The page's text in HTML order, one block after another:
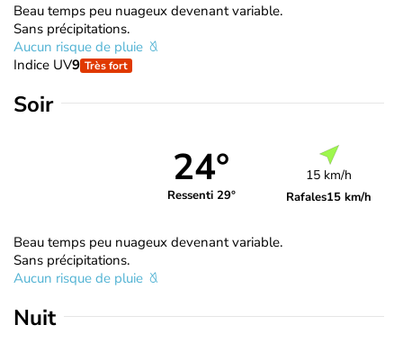
Beau temps peu nuageux devenant variable.
Sans précipitations.
Aucun risque de pluie
Indice UV9 Très fort
Soir
24°
Ressenti 29°
15 km/h
Rafales15 km/h
Beau temps peu nuageux devenant variable.
Sans précipitations.
Aucun risque de pluie
Nuit